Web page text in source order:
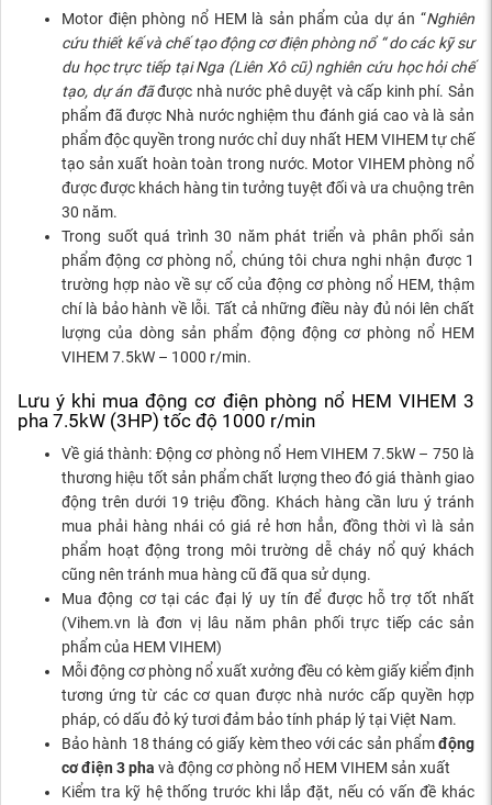
Motor điện phòng nổ HEM là sản phẩm của dự án “Nghiên
cứu thiết kế và chế tạo động cơ điện phòng nổ “ do các kỹ sư
du học trực tiếp tại Nga (Liên Xô cũ) nghiên cứu học hỏi chế
tạo, dự án đãđược nhà nước phê duyệt và cấp kinh phí. Sản
phẩm đã được Nhà nước nghiệm thu đánh giá cao và là sản
phẩm độc quyền trong nước chỉ duy nhất HEM VIHEM tự chế
tạo sản xuất hoàn toàn trong nước. Motor VIHEM phòng nổ
được được khách hàng tin tưởng tuyệt đối và ưa chuộng trên
30 năm.
Trong suốt quá trình 30 năm phát triển và phân phối sản
phẩm động cơ phòng nổ, chúng tôi chưa nghi nhận được 1
trường hợp nào về sự cố của động cơ phòng nổ HEM, thậm
chí là bảo hành về lỗi. Tất cả những điều này đủ nói lên chất
lượng của dòng sản phẩm động động cơ phòng nổ HEM
VIHEM 7.5kW – 1000 r/min.
Lưu ý khi mua động cơ điện phòng nổ HEM VIHEM 3
pha 7.5kW (3HP) tốc độ 1000 r/min
Về giá thành: Động cơ phòng nổ Hem VIHEM 7.5kW – 750 là
thương hiệu tốt sản phẩm chất lượng theo đó giá thành giao
động trên dưới 19 triệu đồng. Khách hàng cần lưu ý tránh
mua phải hàng nhái có giá rẻ hơn hẳn, đồng thời vì là sản
phẩm hoạt động trong môi trường dễ cháy nổ quý khách
cũng nên tránh mua hàng cũ đã qua sử dụng.
Mua động cơ tại các đại lý uy tín để được hỗ trợ tốt nhất
(Vihem.vn là đơn vị lâu năm phân phối trực tiếp các sản
phẩm của HEM VIHEM)
Mỗi động cơ phòng nổ xuất xưởng đều có kèm giấy kiểm định
tương ứng từ các cơ quan được nhà nước cấp quyền hợp
pháp, có dấu đỏ ký tươi đảm bảo tính pháp lý tại Việt Nam.
Bảo hành 18 tháng có giấy kèm theo với các sản phẩmđộng
cơ điện 3 pha và động cơ phòng nổ HEM VIHEM sản xuất
Kiểm tra kỹ hệ thống trước khi lắp đặt, nếu có vấn đề khác